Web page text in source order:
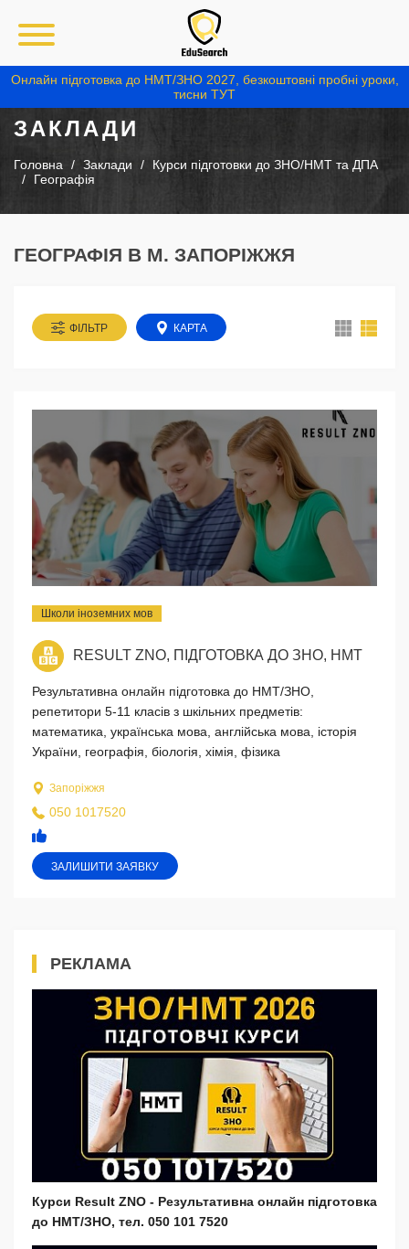
Онлайн підготовка до НМТ/ЗНО 2027, безкоштовні пробні уроки,
тисни ТУТ
ЗАКЛАДИ
Головна Заклади
Курси підготовки до ЗНО/НМТ та ДПА
Географія
ГЕОГРАФІЯ В М. ЗАПОРІЖЖЯ
ФІЛЬТР КАРТА
Школи іноземних мов
RESULT ZNO, ПІДГОТОВКА ДО ЗНО, НМТ
Результативна онлайн підготовка до НМТ/ЗНО,
репетитори 5-11 класів з шкільних предметів:
математика, українська мова, англійська мова, історія
України, географія, біологія, хімія, фізика
Запоріжжя
050 1017520
ЗАЛИШИТИ ЗАЯВКУ
РЕКЛАМА
Курси Result ZNO - Результативна онлайн підготовка
до НМТ/ЗНО, тел. 050 101 7520